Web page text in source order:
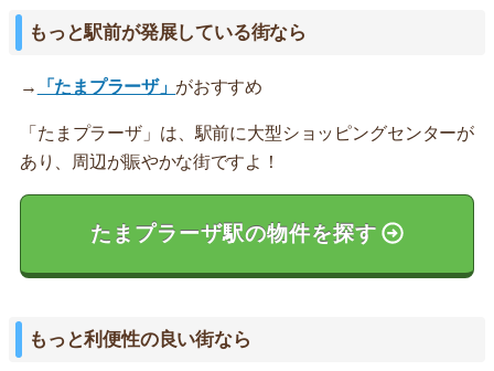
もっと駅前が発展している街なら
→ 「たまプラーザ」 がおすすめ
「たまプラーザ」は、駅前に大型ショッピングセンターが
あり、周辺が賑やかな街ですよ！
たまプラーザ駅の物件を探す
もっと利便性の良い街なら